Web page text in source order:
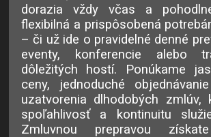
dorazia vždy včas a
flexibilná a prispôsobená
– či už ide o pravidelné denné
eventy, konferencie alebo
dôležitých hostí. Ponúkame
ceny, jednoduché
uzatvorenia dlhodobých zmlúv,
spoľahlivosť a kontinuitu
Zmluvnou prepravou